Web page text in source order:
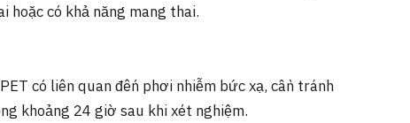
hoặc có khả năng mang thai.
có liên quan đến phơi nhiễm bức xạ, cần tránh
khoảng 24 giờ sau khi xét nghiệm.